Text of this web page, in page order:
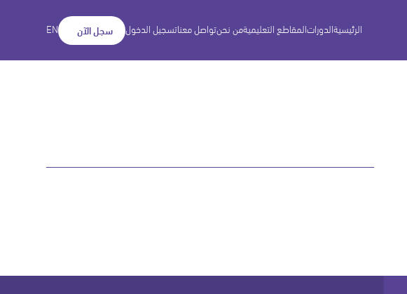
الرئيسيةالدوراتالمقاطع التعليميةمن نحنتواصل معناتسجيل الدخول سجل الآن EN